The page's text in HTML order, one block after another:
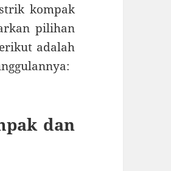
kompak
pilihan
adalah
dan